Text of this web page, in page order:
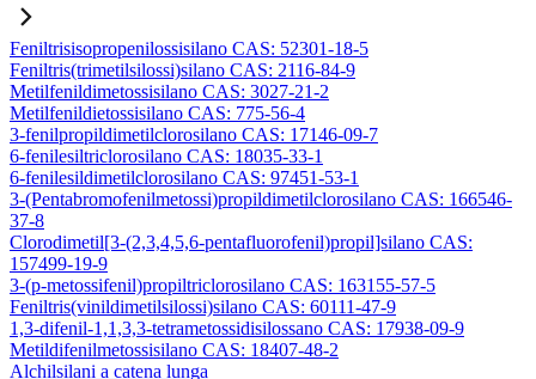
Feniltrisisopropenilossisilano CAS: 52301-18-5
Feniltris(trimetilsilossi)silano CAS: 2116-84-9
Metilfenildimetossisilano CAS: 3027-21-2
Metilfenildietossisilano CAS: 775-56-4
3-fenilpropildimetilclorosilano CAS: 17146-09-7
6-fenilesiltriclorosilano CAS: 18035-33-1
6-fenilesildimetilclorosilano CAS: 97451-53-1
3-(Pentabromofenilmetossi)propildimetilclorosilano CAS: 166546-
37-8
Clorodimetil[3-(2,3,4,5,6-pentafluorofenil)propil]silano CAS:
157499-19-9
3-(p-metossifenil)propiltriclorosilano CAS: 163155-57-5
Feniltris(vinildimetilsilossi)silano CAS: 60111-47-9
1,3-difenil-1,1,3,3-tetrametossidisilossano CAS: 17938-09-9
Metildifenilmetossisilano CAS: 18407-48-2
Alchilsilani a catena lunga